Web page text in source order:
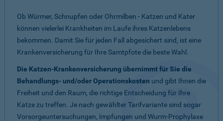
Ob Würmer, Schnupfen oder Ohrmilben - Katzen und Kater
können vielerlei Krankheiten im Laufe ihres Katzenlebens
bekommen. Damit Sie für jeden Fall abgesichert sind, ist eine
Krankenversicherung für Ihre Samtpfote die beste Wahl.
Die Katzen-Krankenversicherung übernimmt für Sie die
Behandlungs- und/oder Operationskosten und gibt Ihnen die
Freiheit und den Raum, die richtige Entscheidung für Ihre
Katze zu treffen. Je nach gewählter Tarifvariante sind sogar
Vorsorgeuntersuchungen, Impfungen und Wurm-Prophylaxe